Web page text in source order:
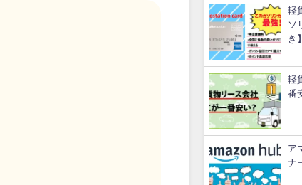
軽
ソ
き】
軽
番
ア
ナ